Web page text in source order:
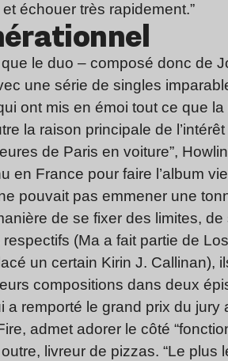
échouer très rapidement.”
le duo – composé donc de
une série de singles
ont mis en émoi tout ce que
la ­raison principale de
de Paris en voiture”,
en France pour faire l’album
pouvait pas emmener une
de se fixer des limites, de
(Ma a fait partie de
un certain Kirin J. Callinan),
compositions dans deux
a remporté le grand prix du
admet adorer le côté
livreur de pizzas. “Le plus